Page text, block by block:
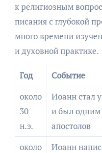
к религиозным
писания с глубокой
много времени
и духовной практике.
Год
Событие
около
30
н.э.
Иоанн стал
и был одним
апостолов
около
Иоанн